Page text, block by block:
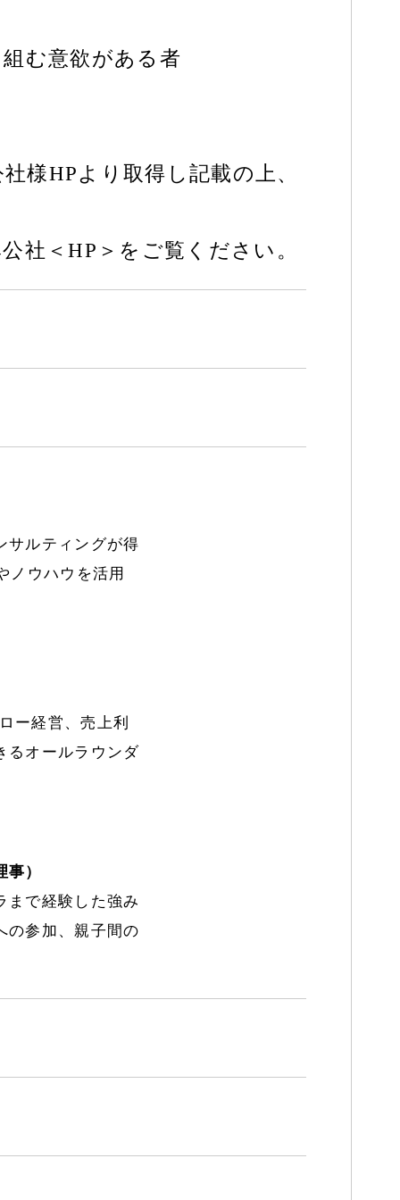
む意欲がある者
様HPより取得し記載の上、
社＜HP＞をご覧ください。
サルティングが得
ノウハウを活用
ー経営、売上利
るオールラウンダ
）
まで経験した強み
の参加、親子間の